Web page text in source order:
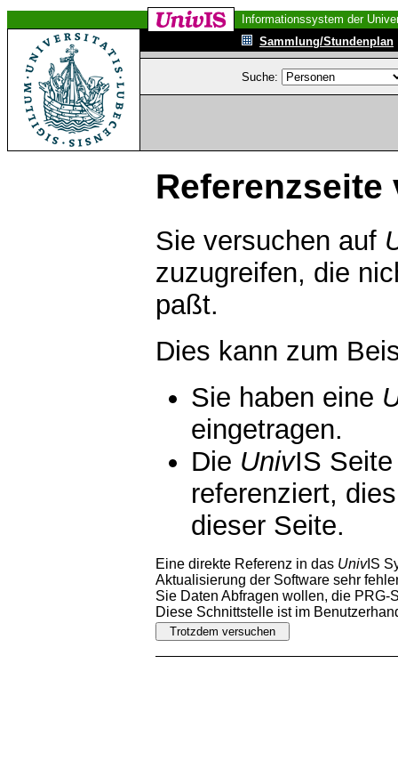
Informationssystem der
Sammlung/Stundenplan
Suche:
Referenzseite
Sie versuchen auf
zuzugreifen, die
paßt.
Dies kann zum
Sie haben eine
eingetragen.
Die UnivIS
referenziert,
dieser Seite.
Eine direkte Referenz in das UnivIS
Aktualisierung der Software sehr
Sie Daten Abfragen wollen, die PRG-
Diese Schnittstelle ist im